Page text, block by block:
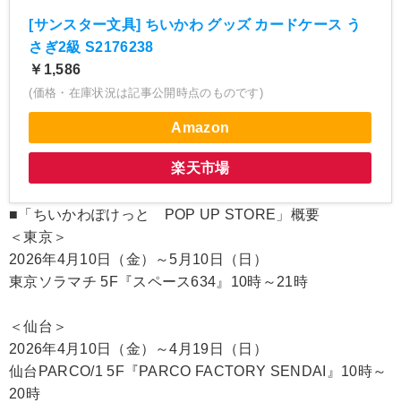
[サンスター文具] ちいかわ グッズ カードケース う
さぎ2級 S2176238
￥1,586
(価格・在庫状況は記事公開時点のものです)
Amazon
楽天市場
■「ちいかわぽけっと POP UP STORE」概要
＜東京＞
2026年4月10日（金）～5月10日（日）
東京ソラマチ 5F『スペース634』10時～21時
＜仙台＞
2026年4月10日（金）～4月19日（日）
仙台PARCO/1 5F『PARCO FACTORY SENDAI』10時～
20時